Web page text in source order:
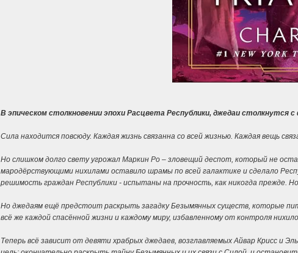
В эпическом столкновении эпохи Расцвета Республики, джедаи столкнутся
Сила находится повсюду. Каждая жизнь связанна со всей жизнью. Каждая вещь
Но слишком долго свету угрожал Маркин Ро – зловещий деспот, который не
мародёрствующими нихилами оставило шрамы по всей галактике и сделало
решимость граждан Республики - испытаны на прочность, как никогда прежде.
Но джедаям ещё предстоит раскрыть загадку Безымянных существ, которые
всё же каждой спасённой жизни и каждому миру, избавленному от контроля
Теперь всё зависит от девяти храбрых джедаев, возглавляемых Айвар Крисс